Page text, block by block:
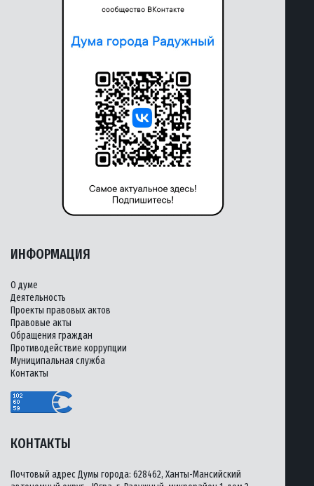
КОНТАКТЫ
Почтовый адрес Думы города: 628462, Ханты-Мансийский
ИНФОРМАЦИЯ
О думе
Деятельность
Проекты правовых актов
Правовые акты
Обращения граждан
Противодействие коррупции
Муниципальная служба
Контакты